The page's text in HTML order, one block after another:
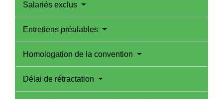
Salariés exclus
Entretiens préalables
Homologation de la convention
Délai de rétractation